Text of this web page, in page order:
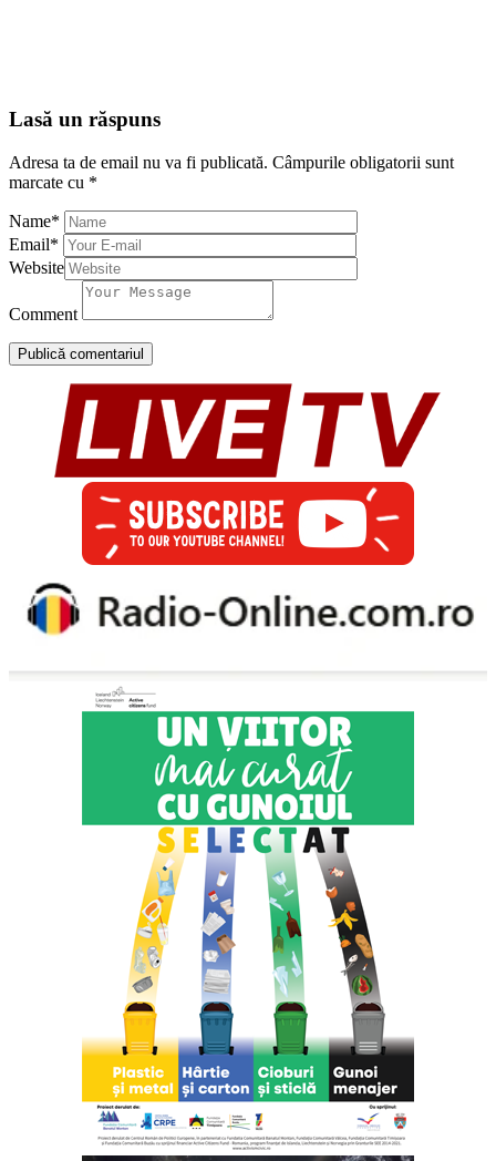
Lasă un răspuns
Adresa ta de email nu va fi publicată. Câmpurile obligatorii sunt
marcate cu *
Name*
Email*
Website
Comment